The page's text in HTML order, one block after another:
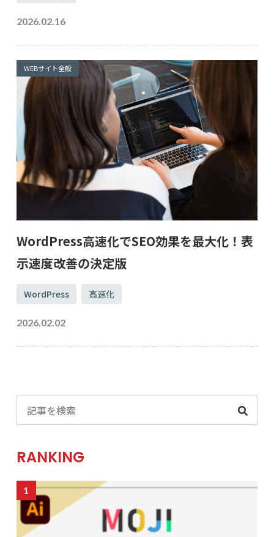
2026.02.16
WEBサイト全般
WordPress高速化でSEO効果を最大化！表
示速度改善の決定版
WordPress 高速化
2026.02.02
RANKING